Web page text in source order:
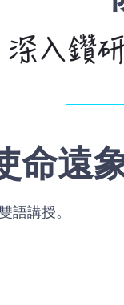
命遠
語講授。